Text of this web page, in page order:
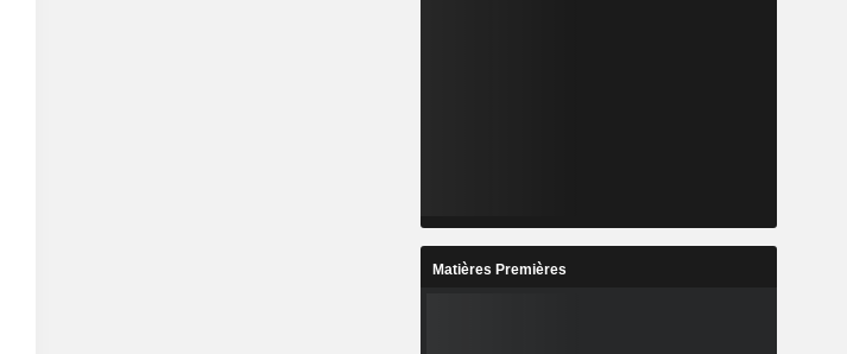
Matières Premières